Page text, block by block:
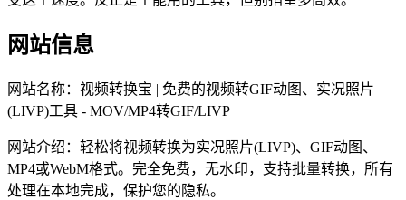
网站信息
网站名称： 视频转换宝 | 免费的视频转GIF动图、实况照片
(LIVP)工具 - MOV/MP4转GIF/LIVP
网站介绍： 轻松将视频转换为实况照片(LIVP)、GIF动图、
MP4或WebM格式。完全免费，无水印，支持批量转换，所有
处理在本地完成，保护您的隐私。